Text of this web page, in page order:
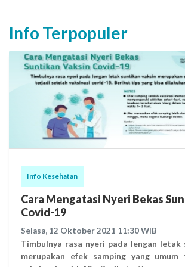
memaksakan diri untuk melakukan
berat. Coba focus beristirahat dan
cairan dengan minum sesuai
liter/hari). Tanyakan Obat Pereda Nyeri dan
konsultasilah ke dokter untuk
sesuai. Efek samping setelah vaksinasi dapat
mempengaruhi aktifitas sehari-hari,
tersebut akan hilang dalam kurun
merasakan efek samping lebih dari
Info Terpopuler
Info Kesehatan
Cara Mengatasi Nyeri Bekas
Covid-19
Selasa, 12 Oktober 2021 11:30 WIB
Timbulnya rasa nyeri pada lengan letak
merupakan efek samping yang